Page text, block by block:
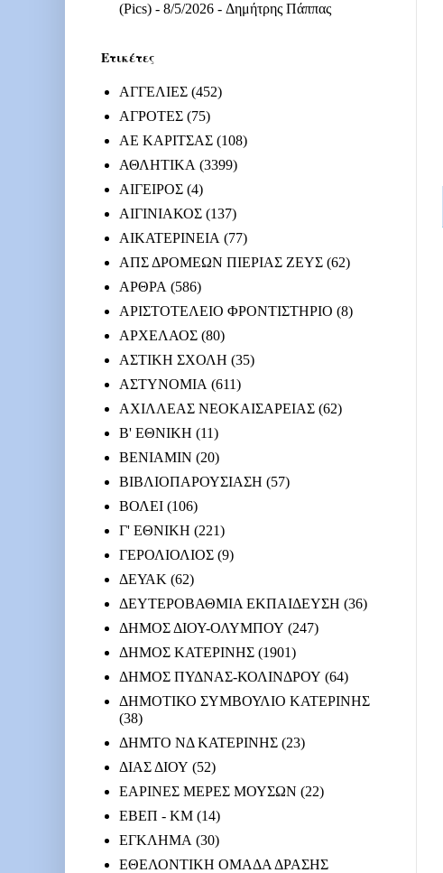
(Pics) - 8/5/2026 - Δημήτρης Πάππας
Ετικέτες
ΑΓΓΕΛΙΕΣ (452)
ΑΓΡΟΤΕΣ (75)
ΑΕ ΚΑΡΙΤΣΑΣ (108)
ΑΘΛΗΤΙΚΑ (3399)
ΑΙΓΕΙΡΟΣ (4)
ΑΙΓΙΝΙΑΚΟΣ (137)
ΑΙΚΑΤΕΡΙΝΕΙΑ (77)
ΑΠΣ ΔΡΟΜΕΩΝ ΠΙΕΡΙΑΣ ΖΕΥΣ (62)
ΑΡΘΡΑ (586)
ΑΡΙΣΤΟΤΕΛΕΙΟ ΦΡΟΝΤΙΣΤΗΡΙΟ (8)
ΑΡΧΕΛΑΟΣ (80)
ΑΣΤΙΚΗ ΣΧΟΛΗ (35)
ΑΣΤΥΝΟΜΙΑ (611)
ΑΧΙΛΛΕΑΣ ΝΕΟΚΑΙΣΑΡΕΙΑΣ (62)
Β' ΕΘΝΙΚΗ (11)
ΒΕΝΙΑΜΙΝ (20)
ΒΙΒΛΙΟΠΑΡΟΥΣΙΑΣΗ (57)
ΒΟΛΕΙ (106)
Γ' ΕΘΝΙΚΗ (221)
ΓΕΡΟΛΙΟΛΙΟΣ (9)
ΔΕΥΑΚ (62)
ΔΕΥΤΕΡΟΒΑΘΜΙΑ ΕΚΠΑΙΔΕΥΣΗ (36)
ΔΗΜΟΣ ΔΙΟΥ-ΟΛΥΜΠΟΥ (247)
ΔΗΜΟΣ ΚΑΤΕΡΙΝΗΣ (1901)
ΔΗΜΟΣ ΠΥΔΝΑΣ-ΚΟΛΙΝΔΡΟΥ (64)
ΔΗΜΟΤΙΚΟ ΣΥΜΒΟΥΛΙΟ ΚΑΤΕΡΙΝΗΣ
(38)
ΔΗΜΤΟ ΝΔ ΚΑΤΕΡΙΝΗΣ (23)
ΔΙΑΣ ΔΙΟΥ (52)
ΕΑΡΙΝΕΣ ΜΕΡΕΣ ΜΟΥΣΩΝ (22)
ΕΒΕΠ - ΚΜ (14)
ΕΓΚΛΗΜΑ (30)
ΕΘΕΛΟΝΤΙΚΗ ΟΜΑΔΑ ΔΡΑΣΗΣ